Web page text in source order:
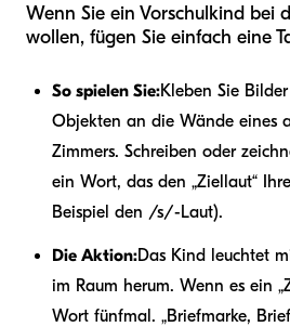
Wenn Sie ein Vorschulkind bei
wollen, fügen Sie einfach eine
So spielen Sie:Kleben Sie
Objekten an die Wände eines
Zimmers. Schreiben oder
ein Wort, das den „Ziellaut“
Beispiel den /s/-Laut).
Die Aktion:Das Kind leuchtet
im Raum herum. Wenn es ein
Wort fünfmal. „Briefmarke,